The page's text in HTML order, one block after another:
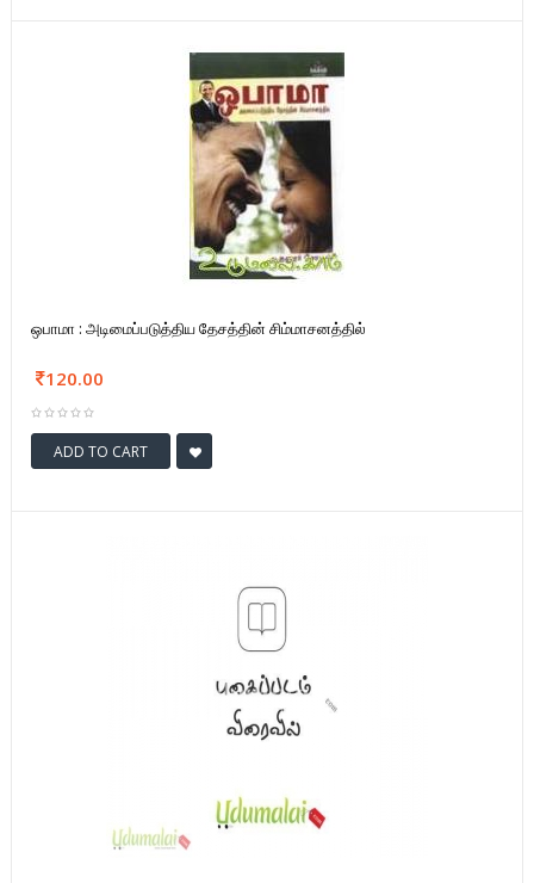
ஒபாமா : அடிமைப்படுத்திய தேசத்தின் சிம்மாசனத்தில்
120.00
ADD TO CART